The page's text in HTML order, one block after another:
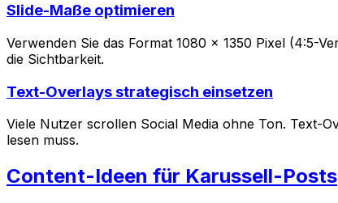
Slide-Maße optimieren
Verwenden Sie das Format 1080 x 1350 Pixel (4:5-
die Sichtbarkeit.
Text-Overlays strategisch einsetzen
Viele Nutzer scrollen Social Media ohne Ton. Text-
lesen muss.
Content-Ideen für Karussell-Posts